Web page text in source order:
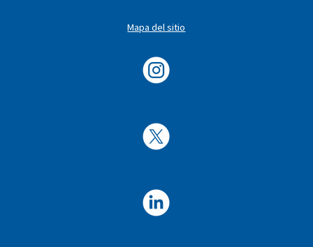
Mapa del sitio